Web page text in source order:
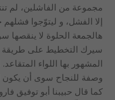
مجموعة من الفاشلين، لم
إلا الفشل، و ليتوّجوا
هالجمعة الحلوة لا
سيرك التخطيط على طريقة
المشهور بها اللواء
وصفة للنجاح سوى أن يكون
كما قال حبيبنا أبو توفيق